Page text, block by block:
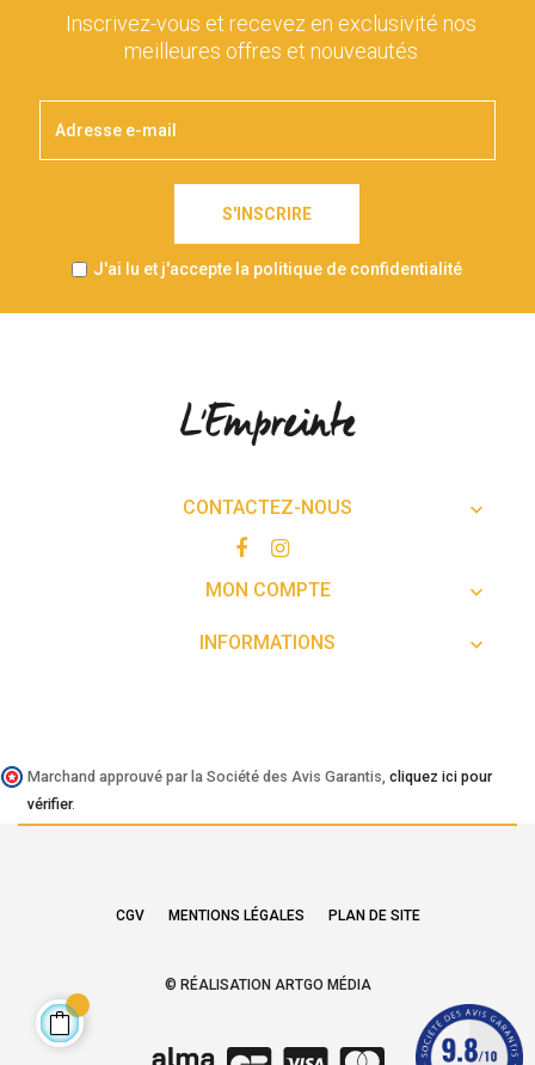
Inscrivez-vous et recevez en exclusivité nos
meilleures offres et nouveautés
S'INSCRIRE
J'ai lu et j'accepte la politique de confidentialité
CONTACTEZ-NOUS 
MON COMPTE 
INFORMATIONS 
Marchand approuvé par la Société des Avis Garantis, cliquez ici pour
vérifier.
CGV MENTIONS LÉGALES PLAN DE SITE
© RÉALISATION ARTGO MÉDIA